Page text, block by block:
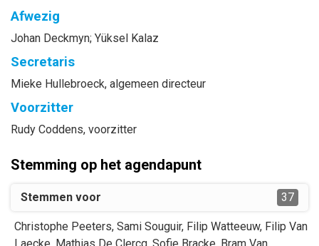
Afwezig
Johan Deckmyn; Yüksel Kalaz
Secretaris
Mieke Hullebroeck, algemeen directeur
Voorzitter
Rudy Coddens, voorzitter
Stemming op het agendapunt
Stemmen voor 37
Christophe Peeters, Sami Souguir, Filip Watteeuw, Filip Van